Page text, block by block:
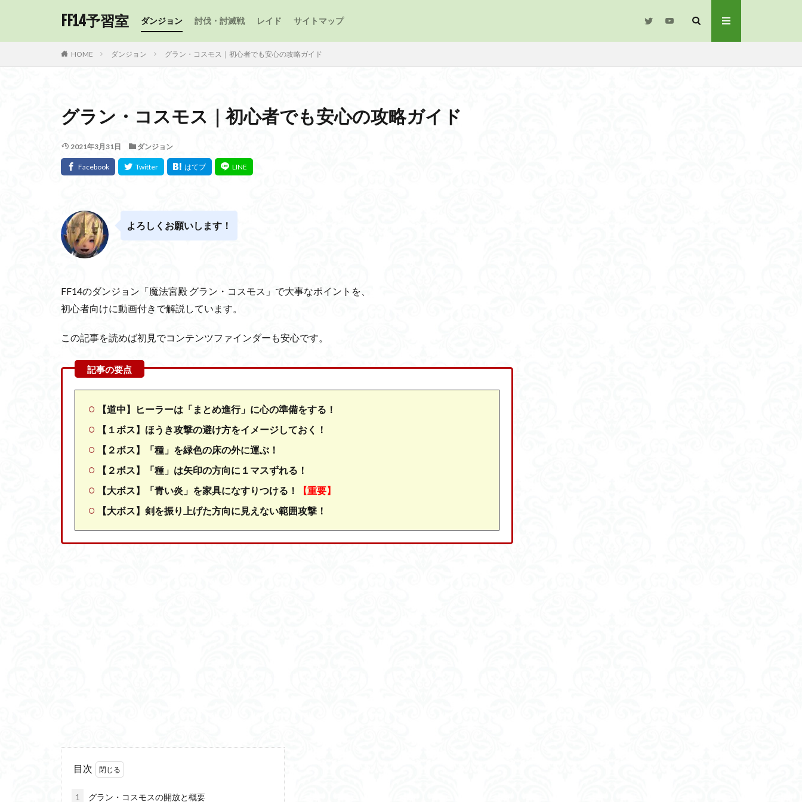
FF14予習室 ダンジョン 討伐・討滅戦 レイド サイトマップ
HOME ダンジョン グラン・コスモス｜初心者でも安心の攻略ガイド
グラン・コスモス｜初心者でも安心の攻略ガイド
2021年3月31日 ダンジョン
よろしくお願いします！
FF14のダンジョン「魔法宮殿 グラン・コスモス」で大事なポイントを、
初心者向けに動画付きで解説しています。
この記事を読めば初見でコンテンツファインダーも安心です。
【道中】ヒーラーは「まとめ進行」に心の準備をする！
【１ボス】ほうき攻撃の避け方をイメージしておく！
【２ボス】「種」を緑色の床の外に運ぶ！
【２ボス】「種」は矢印の方向に１マスずれる！
【大ボス】「青い炎」を家具になすりつける！
【重要】
【大ボス】剣を振り上げた方向に見えない範囲攻撃！
目次
1 グラン・コスモスの開放と概要